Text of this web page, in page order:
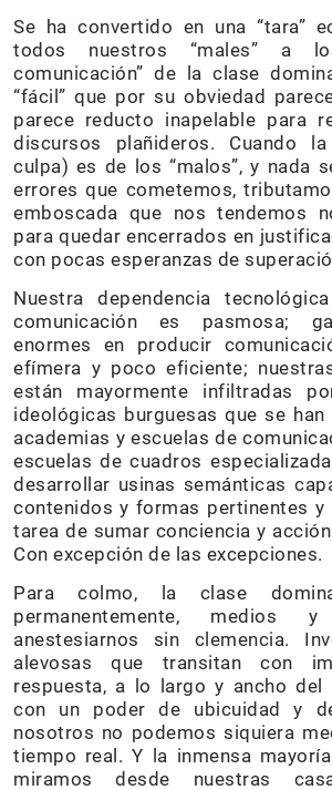
Se ha convertido en una “tara”
todos nuestros “males” a
comunicación” de la clase
“fácil” que por su obviedad
parece reducto inapelable para
discursos plañideros. Cuando
culpa) es de los “malos”, y nada
errores que cometemos,
emboscada que nos tendemos
para quedar encerrados en
con pocas esperanzas de
Nuestra dependencia
comunicación es pasmosa;
enormes en producir
efímera y poco eficiente;
están mayormente infiltradas
ideológicas burguesas que se han
academias y escuelas de
escuelas de cuadros
desarrollar usinas semánticas
contenidos y formas pertinentes y
tarea de sumar conciencia y
Con excepción de las excepciones.
Para colmo, la clase
permanentemente, medios
anestesiarnos sin clemencia.
alevosas que transitan con
respuesta, a lo largo y ancho del
con un poder de ubicuidad y
nosotros no podemos siquiera
tiempo real. Y la inmensa
miramos desde nuestras